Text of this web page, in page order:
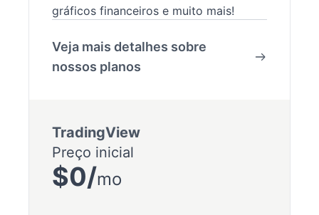
gráficos financeiros e muito mais!
Veja mais detalhes sobre
nossos planos
TradingView
Preço inicial
$0/mo